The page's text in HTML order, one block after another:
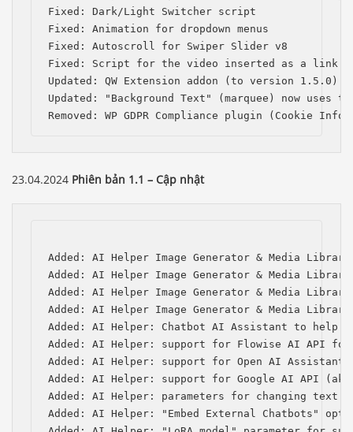
Fixed: Dark/Light Switcher script
Fixed: Animation for dropdown menus
Fixed: Autoscroll for Swiper Slider v8
Fixed: Script for the video inserted as a link in
Updated: QW Extension addon (to version 1.5.0)
Updated: "Background Text" (marquee) now
Removed: WP GDPR Compliance plugin (Cookie
23.04.2024 Phiên bản 1.1 – Cập nhật
Added: AI Helper Image Generator & Media
Added: AI Helper Image Generator & Media
Added: AI Helper Image Generator & Media
Added: AI Helper Image Generator & Media
Added: AI Helper: Chatbot AI Assistant to
Added: AI Helper: support for Flowise AI API for
Added: AI Helper: support for Open AI Assistants
Added: AI Helper: support for Google AI API (aka
Added: AI Helper: parameters for changing text
Added: AI Helper: "Embed External Chatbots"